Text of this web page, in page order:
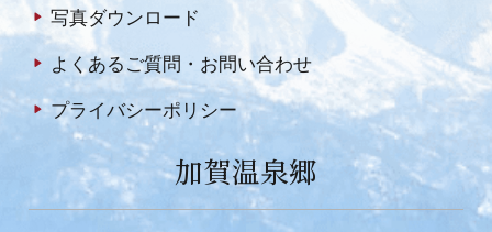
写真ダウンロード
よくあるご質問・お問い合わせ
プライバシーポリシー
加賀温泉郷